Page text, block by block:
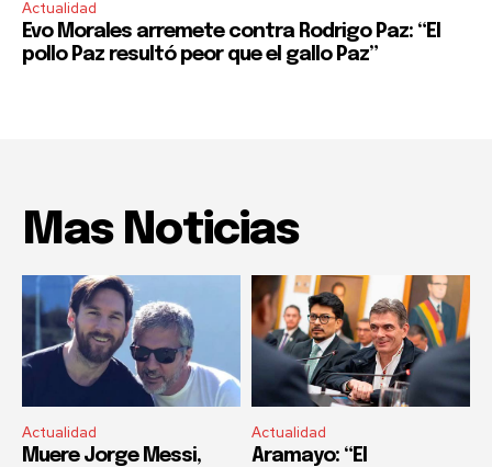
Actualidad
Evo Morales arremete contra Rodrigo Paz: “El
pollo Paz resultó peor que el gallo Paz”
Mas Noticias
Actualidad
Muere Jorge Messi,
Actualidad
Aramayo: “El